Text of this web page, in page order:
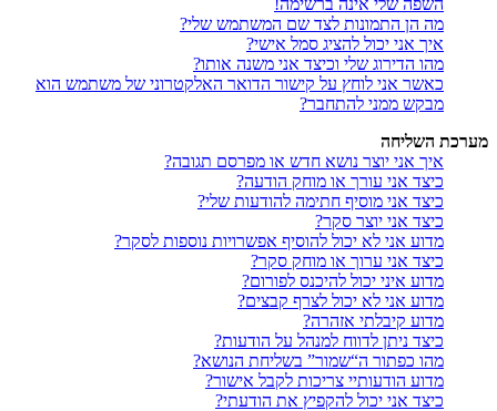
מה הן התמונות לצד שם המשתמש שלי?
איך אני יכול להציג סמל אישי?
מהו הדירוג שלי וכיצד אני משנה אותו?
כאשר אני לוחץ על קישור הדואר האלקטרוני של משתמש הוא
מבקש ממני להתחבר?
מערכת השליחה
איך אני יוצר נושא חדש או מפרסם תגובה?
כיצד אני עורך או מוחק הודעה?
כיצד אני מוסיף חתימה להודעות שלי?
כיצד אני יוצר סקר?
מדוע אני לא יכול להוסיף אפשרויות נוספות לסקר?
כיצד אני ערוך או מוחק סקר?
מדוע איני יכול להיכנס לפורום?
מדוע אני לא יכול לצרף קבצים?
מדוע קיבלתי אזהרה?
כיצד ניתן לדווח למנהל על הודעות?
מהו כפתור ה“שמור” בשליחת הנושא?
מדוע הודעותיי צריכות לקבל אישור?
כיצד אני יכול להקפיץ את הודעתי?